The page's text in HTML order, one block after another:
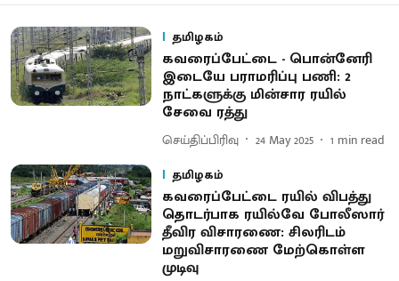
தமிழகம்
கவரைப்பேட்டை - பொன்னேரி
இடையே பராமரிப்பு பணி: 2
நாட்களுக்கு மின்சார ரயில்
சேவை ரத்து
செய்திப்பிரிவு 24 May 2025 1 min read
தமிழகம்
கவரைப்பேட்டை ரயில் விபத்து
தொடர்பாக ரயில்வே போலீஸார்
தீவிர விசாரணை: சிலரிடம்
மறுவிசாரணை மேற்கொள்ள
முடிவு